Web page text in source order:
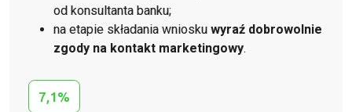
od konsultanta banku;
na etapie składania wniosku wyraź dobrowolnie
zgody na kontakt marketingowy.
7,1%